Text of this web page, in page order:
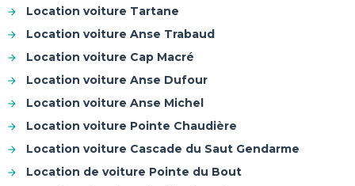
Location voiture Tartane
Location voiture Anse Trabaud
Location voiture Cap Macré
Location voiture Anse Dufour
Location voiture Anse Michel
Location voiture Pointe Chaudière
Location voiture Cascade du Saut Gendarme
Location de voiture Pointe du Bout